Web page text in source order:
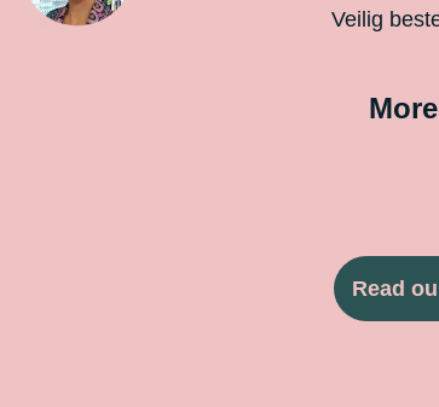
Veilig
Read